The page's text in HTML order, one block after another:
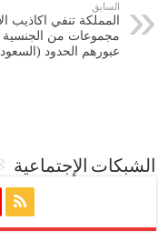
السابق
المملكة تنفي اكاذيب
مجموعات من الجنسية
عبورهم الحدود
الشبكات الإجتماعية